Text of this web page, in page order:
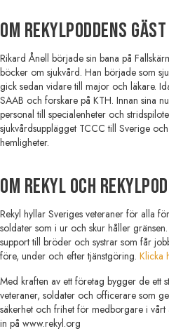
Om Rekylpoddens
Rikard Ånell började sin bana på
böcker om sjukvård. Han började som
gick sedan vidare till major och läkare.
SAAB och forskare på KTH. Innan sina
personal till specialenheter och
sjukvårdsupplägget TCCC till Sverige
hemligheter.
Om Rekyl och
Rekyl hyllar Sveriges veteraner för alla
soldater som i ur och skur håller
support till bröder och systrar som får
före, under och efter tjänstgöring. Klicka
Med kraften av ett företag bygger de ett
veteraner, soldater och officerare som
säkerhet och frihet för medborgare i
in på www.rekyl.org